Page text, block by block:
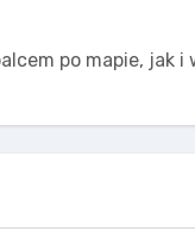
po mapie, jak i